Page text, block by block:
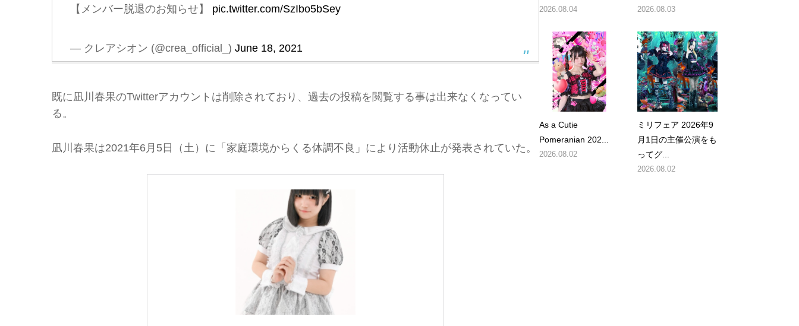
【メンバー脱退のお知らせ】 pic.twitter.com/SzIbo5bSey
— クレアシオン (@crea_official_) June 18, 2021
既に凪川春果のTwitterアカウントは削除されており、過去の投稿を閲覧する事は出来なくなってい
る。
凪川春果は2021年6月5日（土）に「家庭環境からくる体調不良」により活動休止が発表されていた。
2026.08.04 2026.08.03
As a Cutie
Pomeranian 202...
2026.08.02
ミリフェア 2026年9
月1日の主催公演をも
ってグ...
2026.08.02